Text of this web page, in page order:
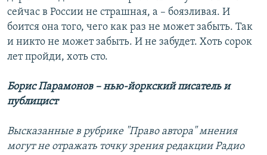
сейчас в России не страшная, а – боязливая. И
боится она того, чего как раз не может забыть. Так
и никто не может забыть. И не забудет. Хоть сорок
лет пройди, хоть сто.
Борис Парамонов – нью-йоркский писатель и
публицист
Высказанные в рубрике "Право автора" мнения
могут не отражать точку зрения редакции Радио